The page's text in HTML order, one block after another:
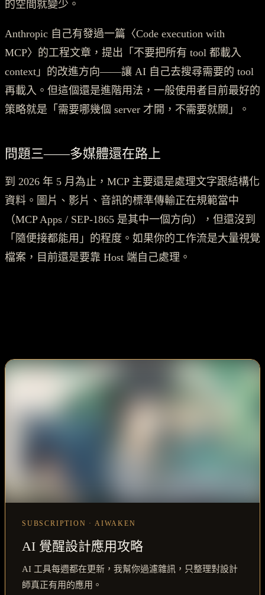
的空間就變少。
Anthropic 自己有發過一篇〈Code execution with
MCP〉的工程文章，提出「不要把所有 tool 都載入
context」的改進方向——讓 AI 自己去搜尋需要的 tool
再載入。但這個還是進階用法，一般使用者目前最好的
策略就是「需要哪幾個 server 才開，不需要就關」。
問題三——多媒體還在路上
到 2026 年 5 月為止，MCP 主要還是處理文字跟結構化
資料。圖片、影片、音訊的標準傳輸正在規範當中
（MCP Apps / SEP-1865 是其中一個方向），但還沒到
「隨便接都能用」的程度。如果你的工作流是大量視覺
檔案，目前還是要靠 Host 端自己處理。
SUBSCRIPTION · AIWAKEN
AI 覺醒設計應用攻略
AI 工具每週都在更新，我幫你過濾雜訊，只整理對設計
師真正有用的應用。